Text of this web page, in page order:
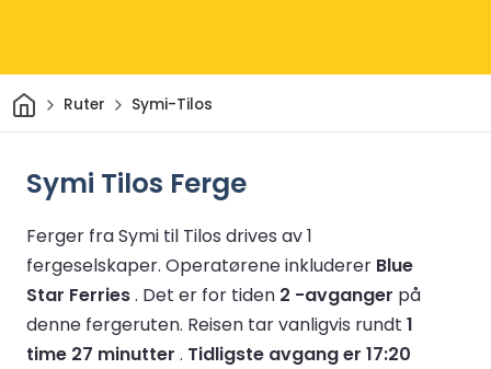
HjemRuter Symi-Tilos
Symi Tilos Ferge
Ferger fra Symi til Tilos drives av 1
fergeselskaper. Operatørene inkluderer Blue
Star Ferries. Det er for tiden 2 -avganger på
denne fergeruten. Reisen tar vanligvis rundt 1
time 27 minutter . Tidligste avgang er 17:20